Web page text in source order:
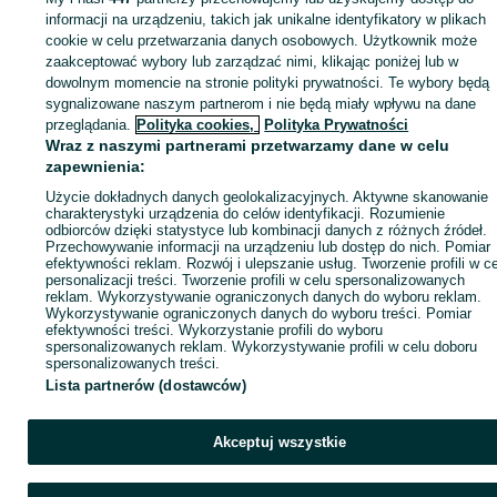
Zaloguj się lub załóż konto na OLX, aby skontaktować się z
sprzedającym
Zaloguj się / Załóż konto
Zadzwoń / SMS
informacji na urządzeniu, takich jak unikalne identyfikatory w plikach
cookie w celu przetwarzania danych osobowych. Użytkownik może
zaakceptować wybory lub zarządzać nimi, klikając poniżej lub w
dowolnym momencie na stronie polityki prywatności. Te wybory będą
sygnalizowane naszym partnerom i nie będą miały wpływu na dane
przeglądania. Polityka cookies, Polityka Prywatności
Wraz z naszymi partnerami przetwarzamy dane w celu
zapewnienia:
Użycie dokładnych danych geolokalizacyjnych. Aktywne skanowanie
charakterystyki urządzenia do celów identyfikacji. Rozumienie
odbiorców dzięki statystyce lub kombinacji danych z różnych źródeł.
Przechowywanie informacji na urządzeniu lub dostęp do nich. Pomiar
efektywności reklam. Rozwój i ulepszanie usług. Tworzenie profili w
personalizacji treści. Tworzenie profili w celu spersonalizowanych
reklam. Wykorzystywanie ograniczonych danych do wyboru reklam.
Wykorzystywanie ograniczonych danych do wyboru treści. Pomiar
efektywności treści. Wykorzystanie profili do wyboru
spersonalizowanych reklam. Wykorzystywanie profili w celu doboru
spersonalizowanych treści.
Lista partnerów (dostawców)
Akceptuj wszystkie